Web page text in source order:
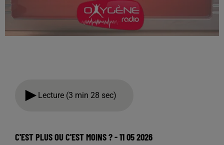
Lecture (3 min 28 sec)
C'EST PLUS OU C'EST MOINS ? - 11 05 2026